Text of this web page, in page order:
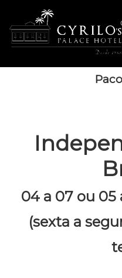
Pacotes
Galeria
04 a 07 ou 05
(sexta a